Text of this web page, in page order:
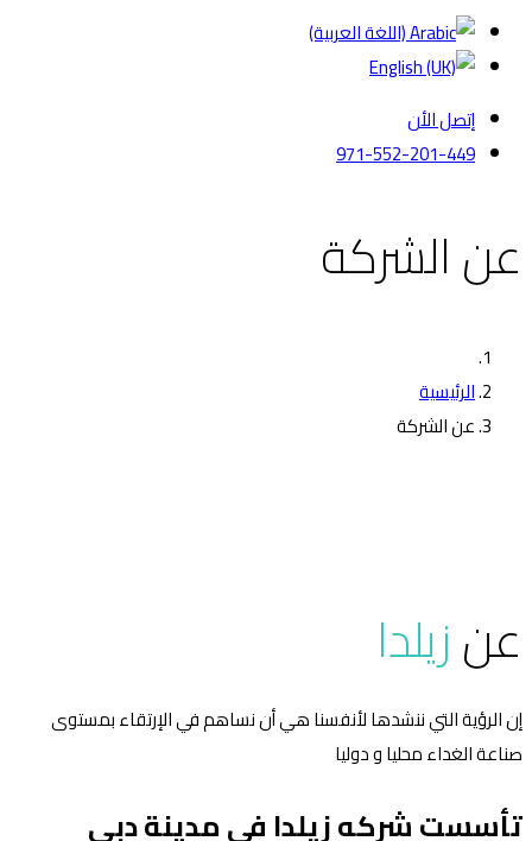
إتصل الأن
971-552-201-449
عن الشركة
الرئيسية
عن الشركة
عنزيلدا
إن الرؤية التي ننشدها لأنفسنا هي أن نساهم في الإرتقاء بمستوى
صناعة الغداء محليا و دوليا
تأسست شركه زيلدا فى مدينة دبى